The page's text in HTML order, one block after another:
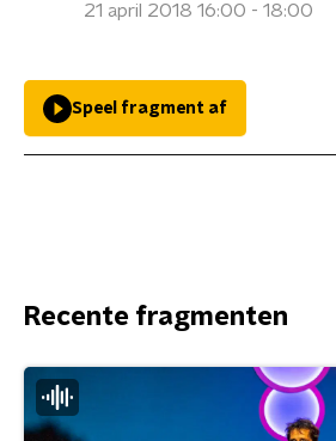
21 april 2018 16:00 - 18:00
Speel fragment af
Recente fragmenten